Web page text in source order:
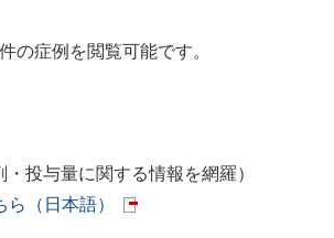
の症例を閲覧可能です。
・投与量に関する情報を網羅）
ら（日本語）